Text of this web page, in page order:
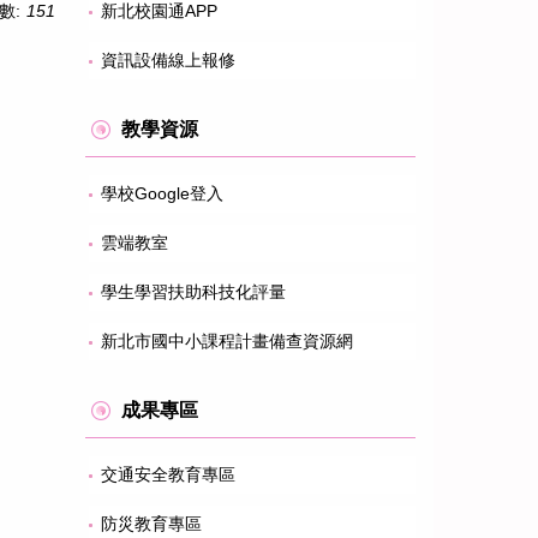
: 151 新北校園通APP
資訊設備線上報修
教學資源
學校Google登入
雲端教室
學生學習扶助科技化評量
新北市國中小課程計畫備查資源網
成果專區
交通安全教育專區
防災教育專區